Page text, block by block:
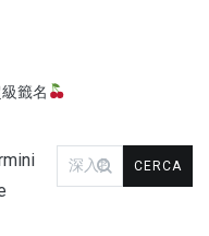
籤名
Ricerca
per: